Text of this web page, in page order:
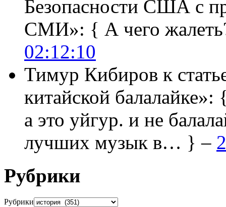
Безопасности США с
СМИ»: { А чего
02:12:10
Тимур Кибиров к
китайской балалайке»:
а это уйгур. и не
лучших музык в… } –
Рубрики
Рубрики